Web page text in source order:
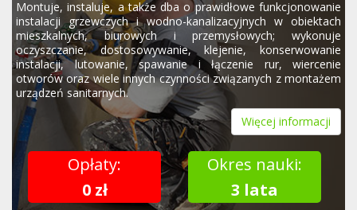
Montuje, instaluje, a także dba o prawidłowe funkcjonowanie
instalacji grzewczych i wodno-kanalizacyjnych w obiektach
mieszkalnych, biurowych i przemysłowych; wykonuje
oczyszczanie, dostosowywanie, klejenie, konserwowanie
instalacji, lutowanie, spawanie i łączenie rur, wiercenie
otworów oraz wiele innych czynności związanych z montażem
urządzeń sanitarnych.
Więcej informacji
Opłaty:
0 zł
Okres nauki:
3 lata